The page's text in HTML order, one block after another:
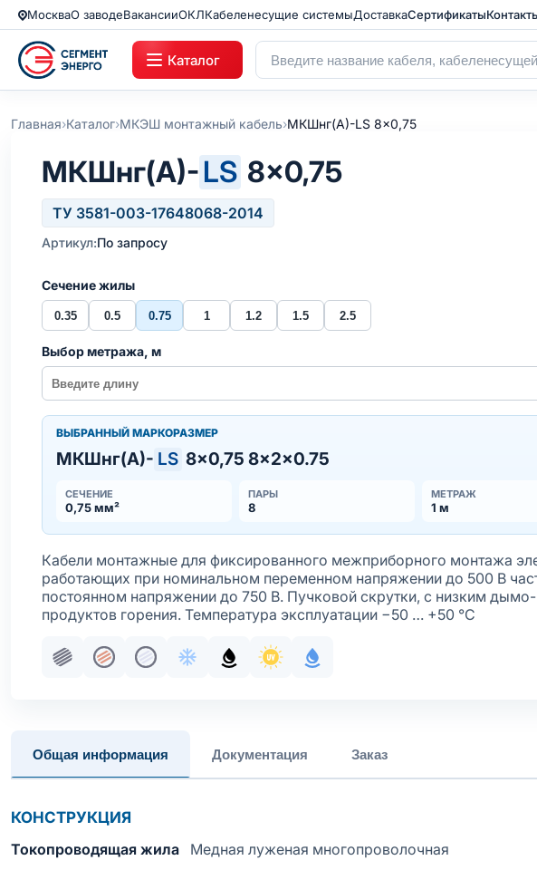
МоскваО заводеВакансииОКЛКабеленесущие системыДоставкаСертификаты
Каталог
Главная›Каталог›МКЭШ монтажный кабель›МКШнг(А)-LS 8x0,75
МКШнг(А)-LS 8×0,75
ТУ 3581-003-17648068-2014
Артикул:По запросу
Сечение жилы
0.35 0.5 0.75 1 1.2 1.5 2.5
Выбор метража, м
ВЫБРАННЫЙ МАРКОРАЗМЕР
МКШнг(А)- LS 8×0,75 8×2×0.75
СЕЧЕНИЕ
0,75 мм²
ПАРЫ
8
МЕТРАЖ
1 м
Кабели монтажные для фиксированного межприборного монтажа
работающих при номинальном переменном напряжении до 500 В
постоянном напряжении до 750 В. Пучковой скрутки, с низким
продуктов горения. Температура эксплуатации −50 … +50 °С
Пучковая скрутка
Жила медная многопроволочная
Жила медная многопроволочная лужёная
Хладостойкое исполнение оболочки
Маслобензостойкое исполнение оболочки
Стойкость к ультрафиолету
С водоблокирующим элементом
Общая информация Документация Заказ
КОНСТРУКЦИЯ
Токопроводящая жила
Медная луженая многопроволочная